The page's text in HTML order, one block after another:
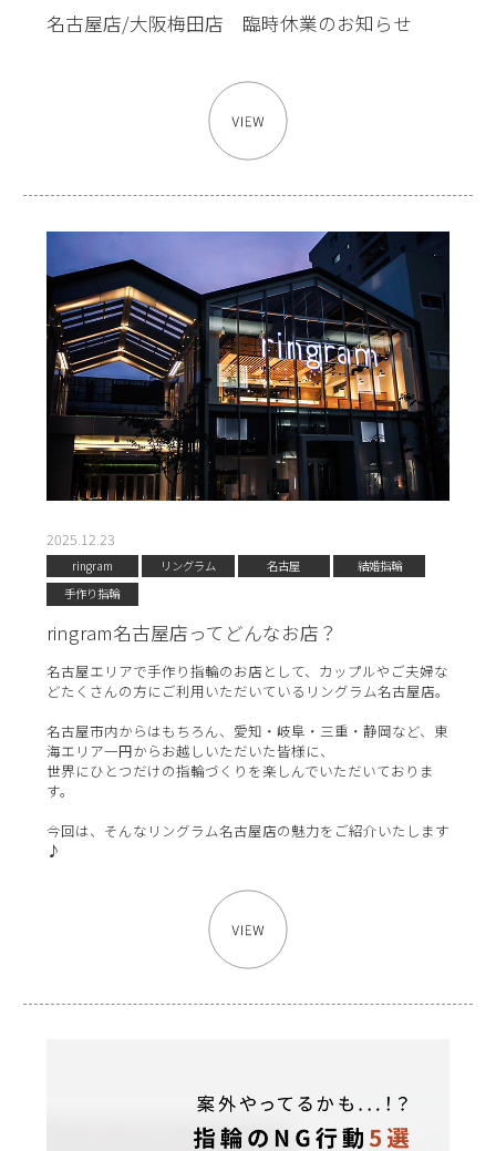
名古屋店/大阪梅田店 臨時休業のお知らせ
2025.12.23
ringram リングラム 名古屋
結婚指輪
手作り指輪
ringram名古屋店ってどんなお店？
名古屋エリアで手作り指輪のお店として、カップルやご夫婦な
どたくさんの方にご利用いただいているリングラム名古屋店。
名古屋市内からはもちろん、愛知・岐阜・三重・静岡など、東
海エリア一円からお越しいただいた皆様に、
世界にひとつだけの指輪づくりを楽しんでいただいておりま
す。
今回は、そんなリングラム名古屋店の魅力をご紹介いたします
♪